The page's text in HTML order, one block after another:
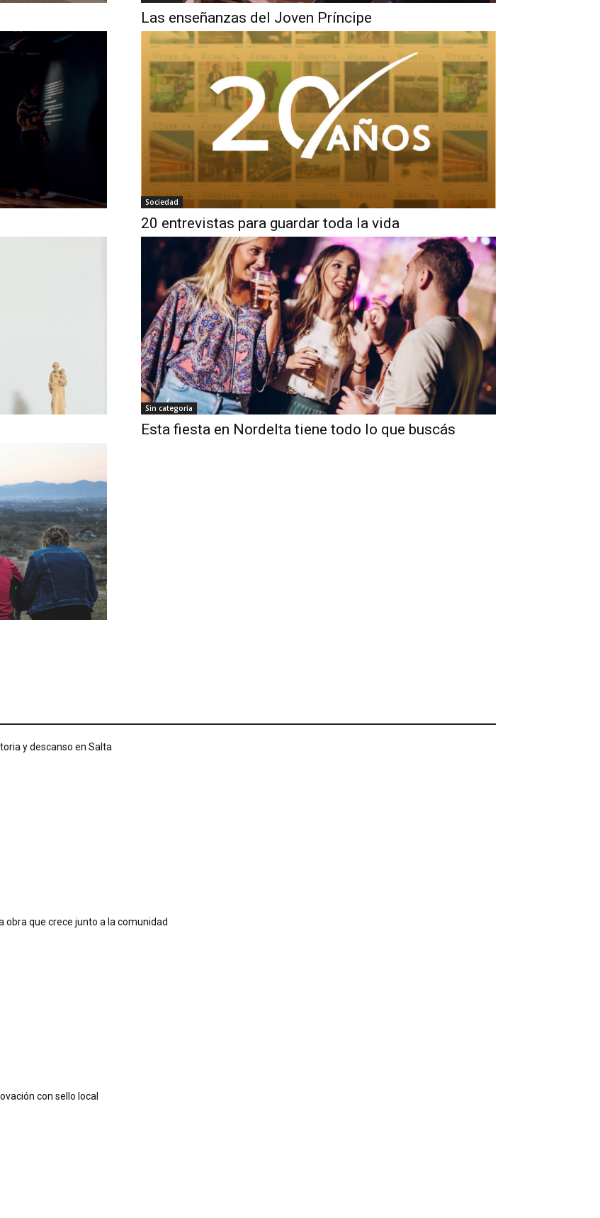
Las enseñanzas del Joven Príncipe
Sociedad
20 entrevistas para guardar toda la vida
Sin categoría
Esta fiesta en Nordelta tiene todo lo que buscás
y descanso en Salta
obra que crece junto a la comunidad
con sello local